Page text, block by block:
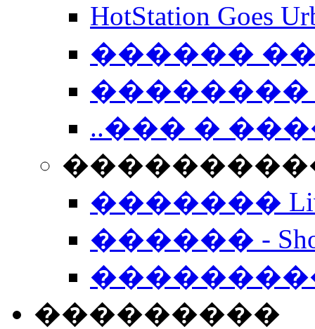
HotStation
������
��������
..��� �
����������
�������
������ -
���������